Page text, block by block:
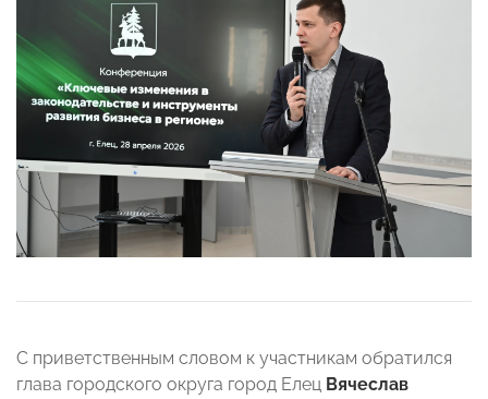
С приветственным словом к участникам обратился
глава городского округа город Елец Вячеслав